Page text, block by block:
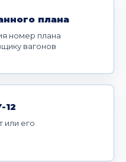
плана
номер плана
вагонов
12
или его